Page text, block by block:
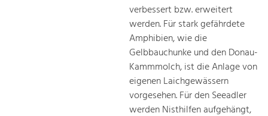
verbessert bzw. erweitert
werden. Für stark gefährdete
Amphibien, wie die
Gelbbauchunke und den Donau-
Kammmolch, ist die Anlage von
eigenen Laichgewässern
vorgesehen. Für den Seeadler
werden Nisthilfen aufgehängt,